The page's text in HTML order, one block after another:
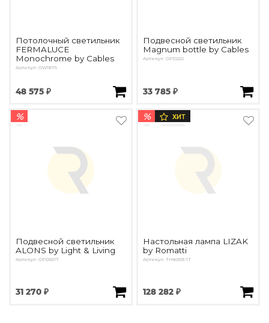
Потолочный светильник
FERMALUCE
Monochrome by Cables
Артикул: OW1875
48 575 ₽
Подвесной светильник
Magnum bottle by Cables
Артикул: OPD222
33 785 ₽
%
Подвесной светильник
ALONS by Light & Living
Артикул: OPD5617
31 270 ₽
% ХИТ
Настольная лампа LIZAK
by Romatti
Артикул: TH8003-1T
128 282 ₽